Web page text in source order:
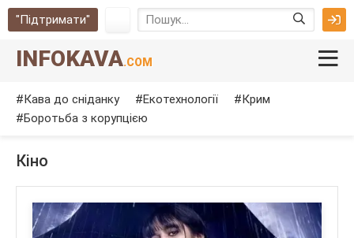
"Підтримати"
INFOKAVA.COM
Кава до сніданку Екотехнології
Крим
Боротьба з корупцією
Кіно